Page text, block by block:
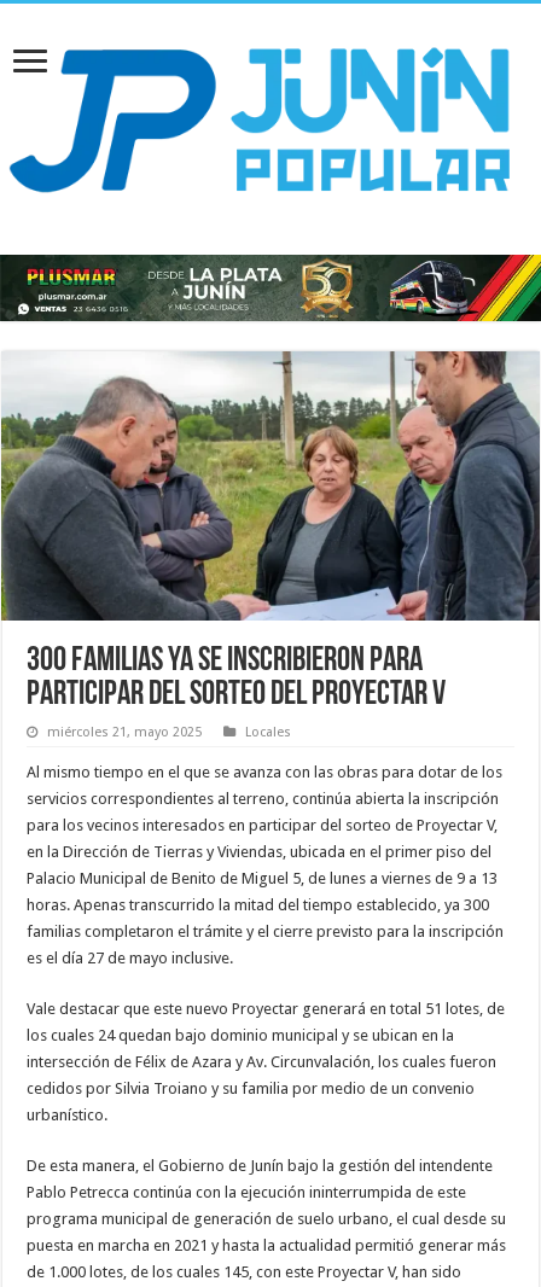
300 familias ya se inscribieron para
participar del sorteo del Proyectar V
miércoles 21, mayo 2025 Locales
Al mismo tiempo en el que se avanza con las obras para dotar de los
servicios correspondientes al terreno, continúa abierta la inscripción
para los vecinos interesados en participar del sorteo de Proyectar V,
en la Dirección de Tierras y Viviendas, ubicada en el primer piso del
Palacio Municipal de Benito de Miguel 5, de lunes a viernes de 9 a 13
horas. Apenas transcurrido la mitad del tiempo establecido, ya 300
familias completaron el trámite y el cierre previsto para la inscripción
es el día 27 de mayo inclusive.
Vale destacar que este nuevo Proyectar generará en total 51 lotes, de
los cuales 24 quedan bajo dominio municipal y se ubican en la
intersección de Félix de Azara y Av. Circunvalación, los cuales fueron
cedidos por Silvia Troiano y su familia por medio de un convenio
urbanístico.
De esta manera, el Gobierno de Junín bajo la gestión del intendente
Pablo Petrecca continúa con la ejecución ininterrumpida de este
programa municipal de generación de suelo urbano, el cual desde su
puesta en marcha en 2021 y hasta la actualidad permitió generar más
de 1.000 lotes, de los cuales 145, con este Proyectar V, han sido